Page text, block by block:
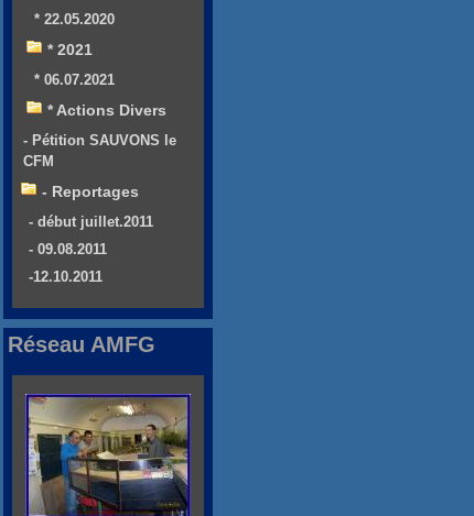
* 22.05.2020
* 2021
* 06.07.2021
* Actions Divers
- Pétition SAUVONS le
CFM
- Reportages
- début juillet.2011
- 09.08.2011
-12.10.2011
Réseau AMFG